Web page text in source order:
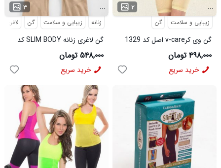
۳ ...
زنانه زیبایی و سلامت گن لاغری
گن لاغری زنانه SLIM BODY کد
6494
۵۴۸,۰۰۰ تومان
خرید سریع
۲ ...
زیبایی و سلامت گن
گن وی کرv-care اصل کد 1329
۴۹۸,۰۰۰ تومان
خرید سریع